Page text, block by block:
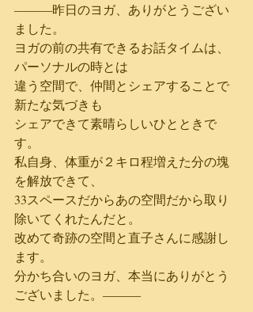
―――昨日のヨガ、ありがとうござい
ました。
ヨガの前の共有できるお話タイムは、
パーソナルの時とは
違う空間で、仲間とシェアすることで
新たな気づきも
シェアできて素晴らしいひとときで
す。
私自身、体重が２キロ程増えた分の塊
を解放できて、
33スペースだからあの空間だから取り
除いてくれたんだと。
改めて奇跡の空間と直子さんに感謝し
ます。
分かち合いのヨガ、本当にありがとう
ございました。―――